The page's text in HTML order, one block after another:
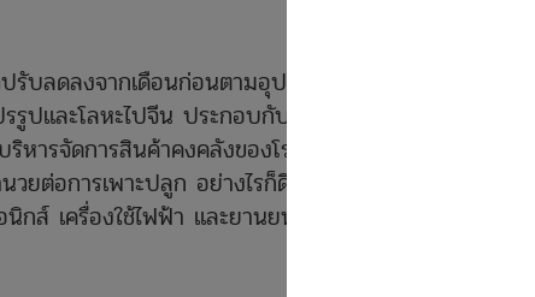
บลดลงจากเดือนก่อนตามอุปสงค์
ปและโลหะไปจีน ประกอบกับมี
ารจัดการสินค้าคงคลังของโรงกลั่น
ต่อการเพาะปลูก อย่างไรก็ดี การ
ส์ เครื่องใช้ไฟฟ้า และยานยนต์และ